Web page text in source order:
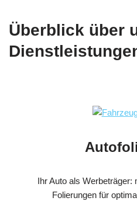
Überblick über
Ihr Auto als Werbeträger:
Folierungen für